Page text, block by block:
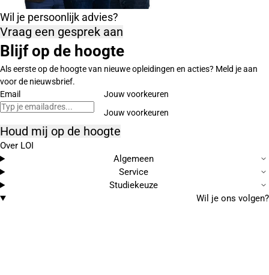
Wil je persoonlijk advies?
Vraag een gesprek aan
Blijf op de hoogte
Als eerste op de hoogte van nieuwe opleidingen en acties? Meld je aan
voor de nieuwsbrief.
Email
Jouw voorkeuren
Houd mij op de hoogte
Over LOI
Algemeen
Service
Studiekeuze
Wil je ons volgen?